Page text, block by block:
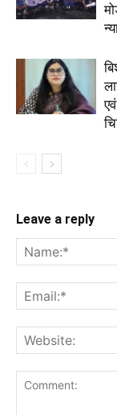
Leave a reply